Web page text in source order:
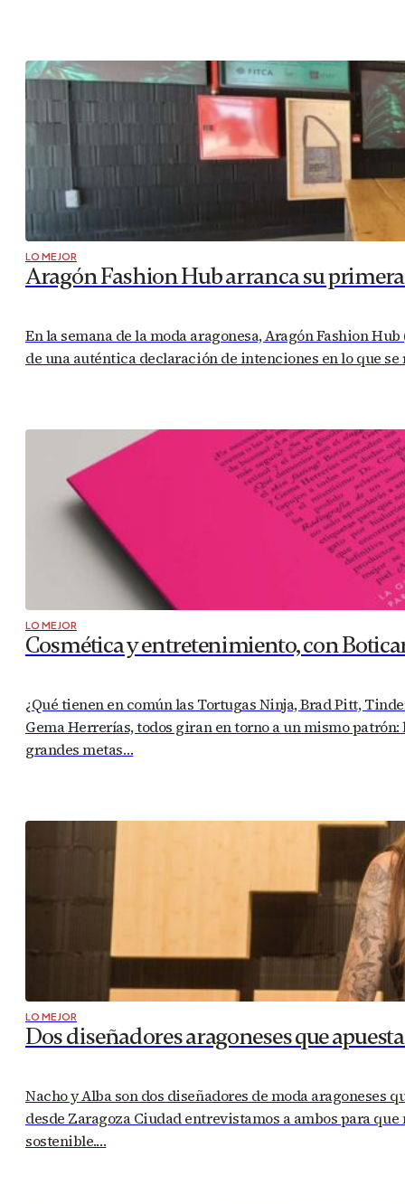
LO MEJOR
Aragón Fashion Hub arranca su
En la semana de la moda aragonesa, Aragón Fashion
de una auténtica declaración de intenciones en lo que
LO MEJOR
Cosmética y entretenimiento, con
¿Qué tienen en común las Tortugas Ninja, Brad Pitt,
Gema Herrerías, todos giran en torno a un mismo
grandes metas…
LO MEJOR
Dos diseñadores aragoneses que
Nacho y Alba son dos diseñadores de moda aragoneses
desde Zaragoza Ciudad entrevistamos a ambos para
sostenible.…